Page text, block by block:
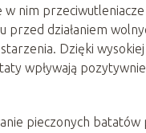
w nim
przed działaniem
Dzięki
wpływają
pieczonych batatów